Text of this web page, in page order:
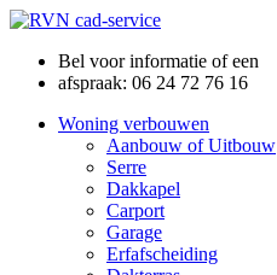
Bel voor informatie of een
afspraak: 06 24 72 76 16
Woning verbouwen
Aanbouw of Uitbouw
Serre
Dakkapel
Carport
Garage
Erfafscheiding